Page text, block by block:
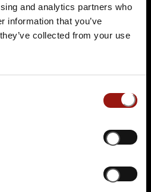
and analytics partners who
information that you’ve
collected from your use
Uhr